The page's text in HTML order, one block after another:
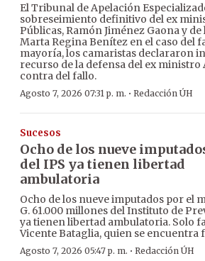
El Tribunal de Apelación
sobreseimiento definitivo del ex
Públicas, Ramón Jiménez Gaona y
Marta Regina Benítez en el caso del
mayoría, los camaristas declararon
recurso de la defensa del ex ministro
contra del fallo.
Agosto 7, 2026 07:31 p. m. · Redacción ÚH
Sucesos
Ocho de los nueve
del IPS ya tienen libertad
ambulatoria
Ocho de los nueve imputados por el
G. 61.000 millones del Instituto de
ya tienen libertad ambulatoria. Solo
Vicente Bataglia, quien se encuentra
Agosto 7, 2026 05:47 p. m. · Redacción ÚH